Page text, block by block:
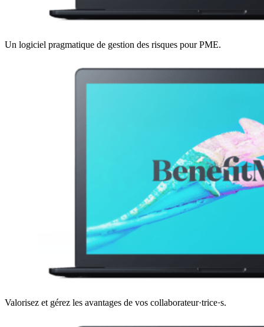
Un logiciel pragmatique de gestion des risques pour PME.
Valorisez et gérez les avantages de vos collaborateur·trice·s.